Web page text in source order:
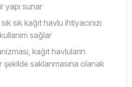
yapı sunar
sık kağıt havlu ihtiyacınızı
sağlar
kağıt havluların
saklanmasına olanak